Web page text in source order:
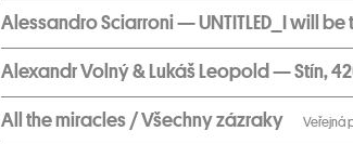
Alessandro Sciarroni — UNTITLED_I will
Alexandr Volný & Lukáš Leopold — Stín,
All the miracles / Všechny zázraky Veřejná